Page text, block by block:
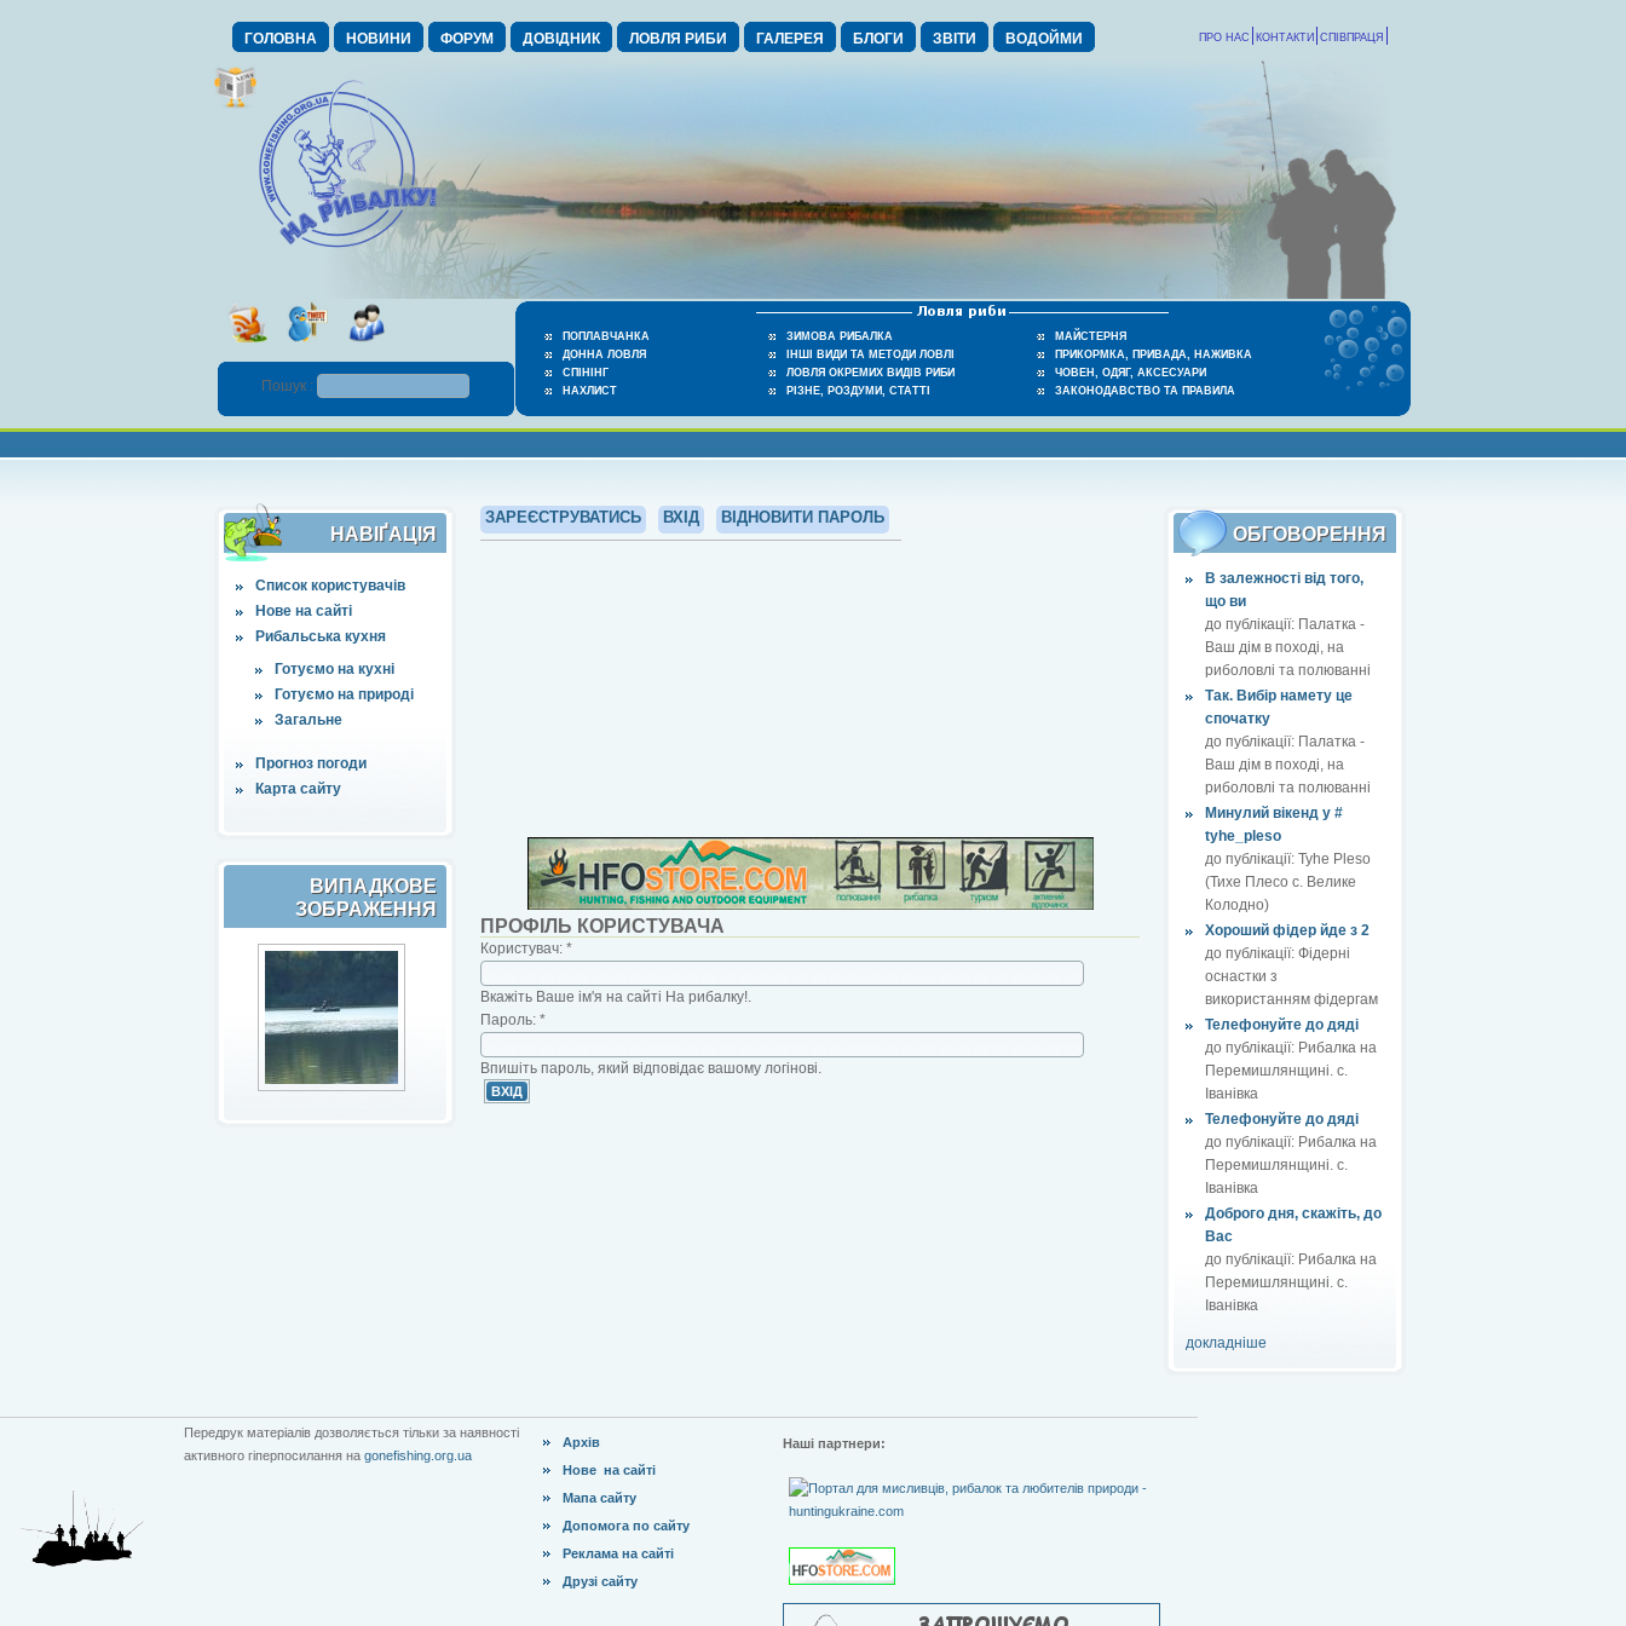
ГОЛОВНА НОВИНИ ФОРУМ ДОВІДНИК ЛОВЛЯ РИБИ ГАЛЕРЕЯ БЛОГИ ЗВІТИ ВОДОЙМИ СПІВПРАЦЯ
КОНТАКТИ
ПРО НАС
ПОПЛАВЧАНКА
ДОННА ЛОВЛЯ
СПІНІНГ
НАХЛИСТ
ЗИМОВА РИБАЛКА
ІНШІ ВИДИ ТА МЕТОДИ ЛОВЛІ
ЛОВЛЯ ОКРЕМИХ ВИДІВ РИБИ
РІЗНЕ, РОЗДУМИ, СТАТТІ
МАЙСТЕРНЯ
ПРИКОРМКА, ПРИВАДА, НАЖИВКА
ЧОВЕН, ОДЯГ, АКСЕСУАРИ
ЗАКОНОДАВСТВО ТА ПРАВИЛА
Пошук :
НАВІҐАЦІЯ
Список користувачів
Нове на сайті
Рибальська кухня
Готуємо на кухні
Готуємо на природі
Загальне
Прогноз погоди
Карта сайту
ВИПАДКОВЕ
ЗОБРАЖЕННЯ
ЗАРЕЄСТРУВАТИСЬ ВХІД ВІДНОВИТИ ПАРОЛЬ
ОБГОВОРЕННЯ
В залежності від того,
що ви
до публікації: Палатка -
Ваш дім в поході, на
риболовлі та полюванні
Так. Вибір намету це
спочатку
до публікації: Палатка -
Ваш дім в поході, на
риболовлі та полюванні
Минулий вікенд у #
tyhe_pleso
до публікації: Tyhe Pleso
(Тихе Плесо с. Велике
Колодно)
Хороший фідер йде з 2
до публікації: Фідерні
оснастки з
використанням фідергам
Телефонуйте до дяді
до публікації: Рибалка на
Перемишлянщині. с.
Іванівка
Телефонуйте до дяді
до публікації: Рибалка на
Перемишлянщині. с.
Іванівка
Доброго дня, скажіть, до
Вас
до публікації: Рибалка на
Перемишлянщині. с.
Іванівка
докладніше
ПРОФІЛЬ КОРИСТУВАЧА
Користувач: *
Вкажіть Ваше ім'я на сайті На рибалку!.
Пароль: *
Впишіть пароль, який відповідає вашому логінові.
Передрук матеріалів дозволяється тільки за наявності
активного гіперпосилання на gonefishing.org.ua
Архів
Нове на сайті
Мапа сайту
Допомога по сайту
Реклама на сайті
Друзі сайту
Наші партнери: